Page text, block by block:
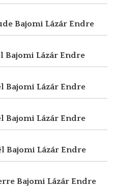
Bajomi Lázár Endre
Bajomi Lázár Endre
Bajomi Lázár Endre
Bajomi Lázár Endre
Bajomi Lázár Endre
Bajomi Lázár Endre